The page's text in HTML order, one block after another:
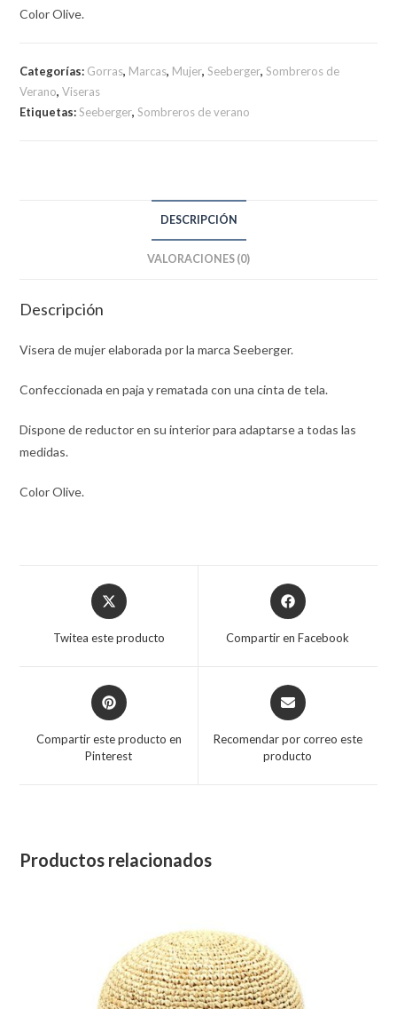
Color Olive.
Categorías: Gorras, Marcas, Mujer,Seeberger,Sombreros de
Verano,Viseras
Etiquetas:Seeberger,Sombreros de verano
DESCRIPCIÓN
VALORACIONES (0)
Descripción
Visera de mujer elaborada por la marca Seeberger.
Confeccionada en paja y rematada con una cinta de tela.
Dispone de reductor en su interior para adaptarse a todas las
medidas.
Color Olive.
Opens
in
Twitea este producto
Opens
in
Compartir en Facebook
Opens
in
new
Compartir este producto en
Pinterest
Opens
in
new
Recomendar por correo este
producto
Productos relacionados